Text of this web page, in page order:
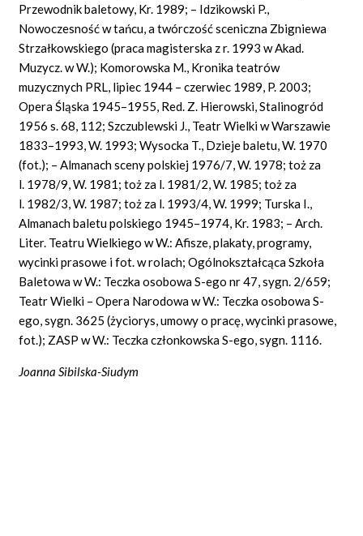
Przewodnik baletowy, Kr. 1989; – Idzikowski P.,
Nowoczesność w tańcu, a twórczość sceniczna Zbigniewa
Strzałkowskiego (praca magisterska z r. 1993 w Akad.
Muzycz. w W.); Komorowska M., Kronika teatrów
muzycznych PRL, lipiec 1944 – czerwiec 1989, P. 2003;
Opera Śląska 1945–1955, Red. Z. Hierowski, Stalinogród
1956 s. 68, 112; Szczublewski J., Teatr Wielki w Warszawie
1833–1993, W. 1993; Wysocka T., Dzieje baletu, W. 1970
(fot.); – Almanach sceny polskiej 1976/7, W. 1978; toż za
l. 1978/9, W. 1981; toż za l. 1981/2, W. 1985; toż za
l. 1982/3, W. 1987; toż za l. 1993/4, W. 1999; Turska I.,
Almanach baletu polskiego 1945–1974, Kr. 1983; – Arch.
Liter. Teatru Wielkiego w W.: Afisze, plakaty, programy,
wycinki prasowe i fot. w rolach; Ogólnokształcąca Szkoła
Baletowa w W.: Teczka osobowa S-ego nr 47, sygn. 2/659;
Teatr Wielki – Opera Narodowa w W.: Teczka osobowa S-
ego, sygn. 3625 (życiorys, umowy o pracę, wycinki prasowe,
fot.); ZASP w W.: Teczka członkowska S-ego, sygn. 1116.
Joanna Sibilska-Siudym